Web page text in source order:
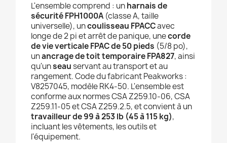
L'ensemble comprend : unharnais de
sécurité FPH1000A (classe A, taille
universelle), uncoulisseau FPACCavec
longe de 2 pi et arrêt de panique, unecorde
de vie verticale FPAC de 50 pieds (5/8 po),
unancrage de toit temporaire FPA827, ainsi
qu'unseauservant au transport et au
rangement. Code du fabricant Peakworks :
V8257045, modèle RK4-50. L'ensemble est
conforme aux normes CSA Z259.10-06, CSA
Z259.11-05 et CSA Z259.2.5, et convient à un
travailleur de 99 à 253 lb (45 à 115 kg),
incluant les vêtements, les outils et
l'équipement.